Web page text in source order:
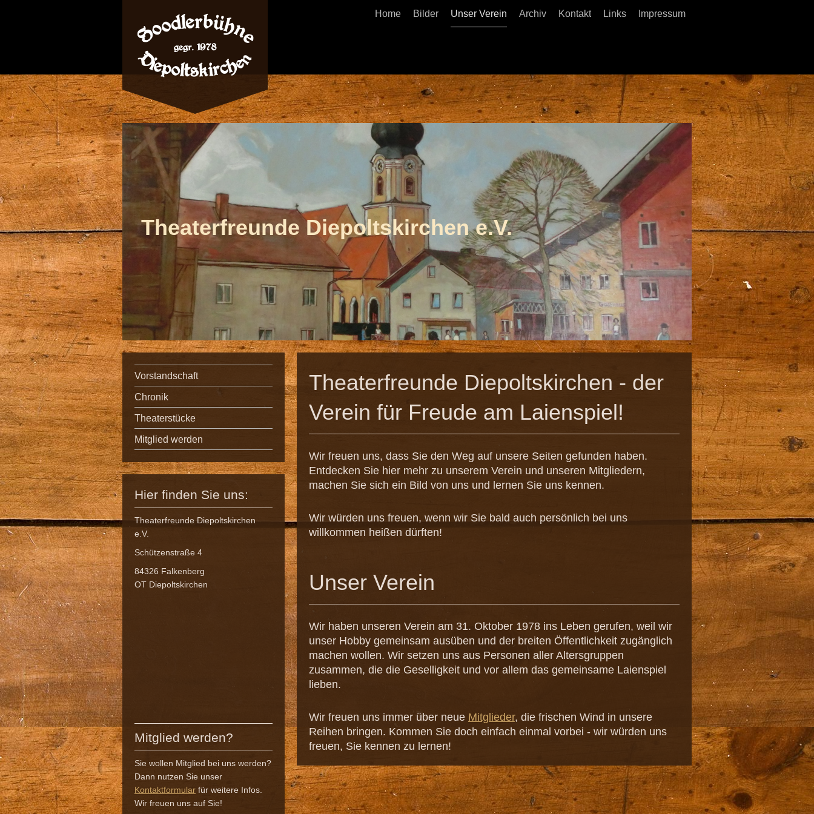
Home Bilder Unser Verein Archiv Kontakt Links Impressum
Theaterfreunde Diepoltskirchen e.V.
Theaterfreunde Diepoltskirchen - der
Verein für Freude am Laienspiel!
Wir freuen uns, dass Sie den Weg auf unsere Seiten gefunden haben.
Entdecken Sie hier mehr zu unserem Verein und unseren Mitgliedern,
machen Sie sich ein Bild von uns und lernen Sie uns kennen.
Wir würden uns freuen, wenn wir Sie bald auch persönlich bei uns
willkommen heißen dürften!
Unser Verein
Wir haben unseren Verein am 31. Oktober 1978 ins Leben gerufen, weil wir
unser Hobby gemeinsam ausüben und der breiten Öffentlichkeit zugänglich
machen wollen. Wir setzen uns aus Personen aller Altersgruppen
zusammen, die die Geselligkeit und vor allem das gemeinsame Laienspiel
lieben.
Wir freuen uns immer über neue Mitglieder, die frischen Wind in unsere
Reihen bringen. Kommen Sie doch einfach einmal vorbei - wir würden uns
freuen, Sie kennen zu lernen!
Vorstandschaft
Chronik
Theaterstücke
Mitglied werden
Hier finden Sie uns:
Theaterfreunde Diepoltskirchen
e.V.
Schützenstraße 4
84326 Falkenberg
OT Diepoltskirchen
Mitglied werden?
Sie wollen Mitglied bei uns werden?
Dann nutzen Sie unser
Kontaktformular für weitere Infos.
Wir freuen uns auf Sie!